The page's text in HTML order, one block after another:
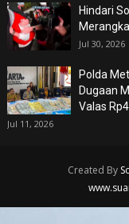
Hindari
Jul 30, 2026
Polda
Dugaan
Valas
Jul 11, 2026
Created By